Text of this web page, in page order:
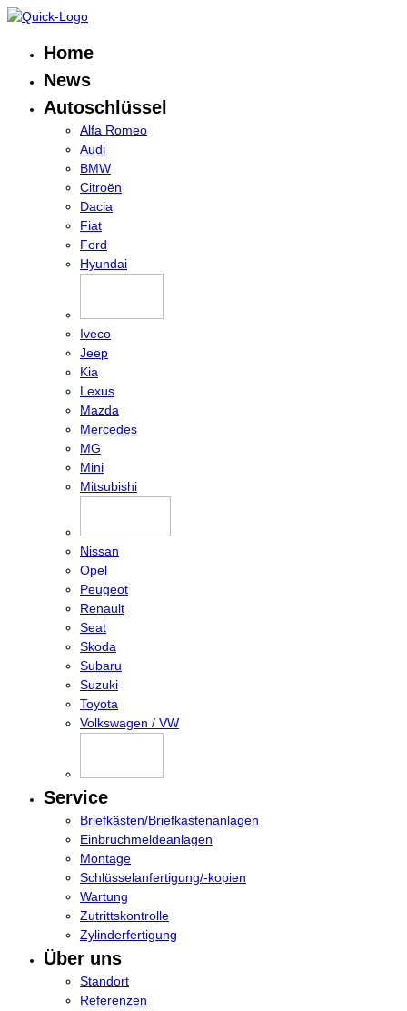
Home
News
Autoschlüssel
Alfa Romeo
Audi
BMW
Citroën
Dacia
Fiat
Ford
Hyundai
Iveco
Jeep
Kia
Lexus
Mazda
Mercedes
MG
Mini
Mitsubishi
Nissan
Opel
Peugeot
Renault
Seat
Skoda
Subaru
Suzuki
Toyota
Volkswagen / VW
Service
Briefkästen/Briefkastenanlagen
Einbruchmeldeanlagen
Montage
Schlüsselanfertigung/-kopien
Wartung
Zutrittskontrolle
Zylinderfertigung
Über uns
Standort
Referenzen